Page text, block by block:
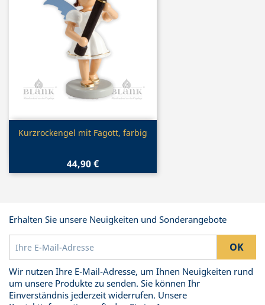
Vorschau
Kurzrockengel mit Fagott, farbig
44,90 €
Erhalten Sie unsere Neuigkeiten und Sonderangebote
Wir nutzen Ihre E-Mail-Adresse, um Ihnen Neuigkeiten rund
um unsere Produkte zu senden. Sie können Ihr
Einverständnis jederzeit widerrufen. Unsere